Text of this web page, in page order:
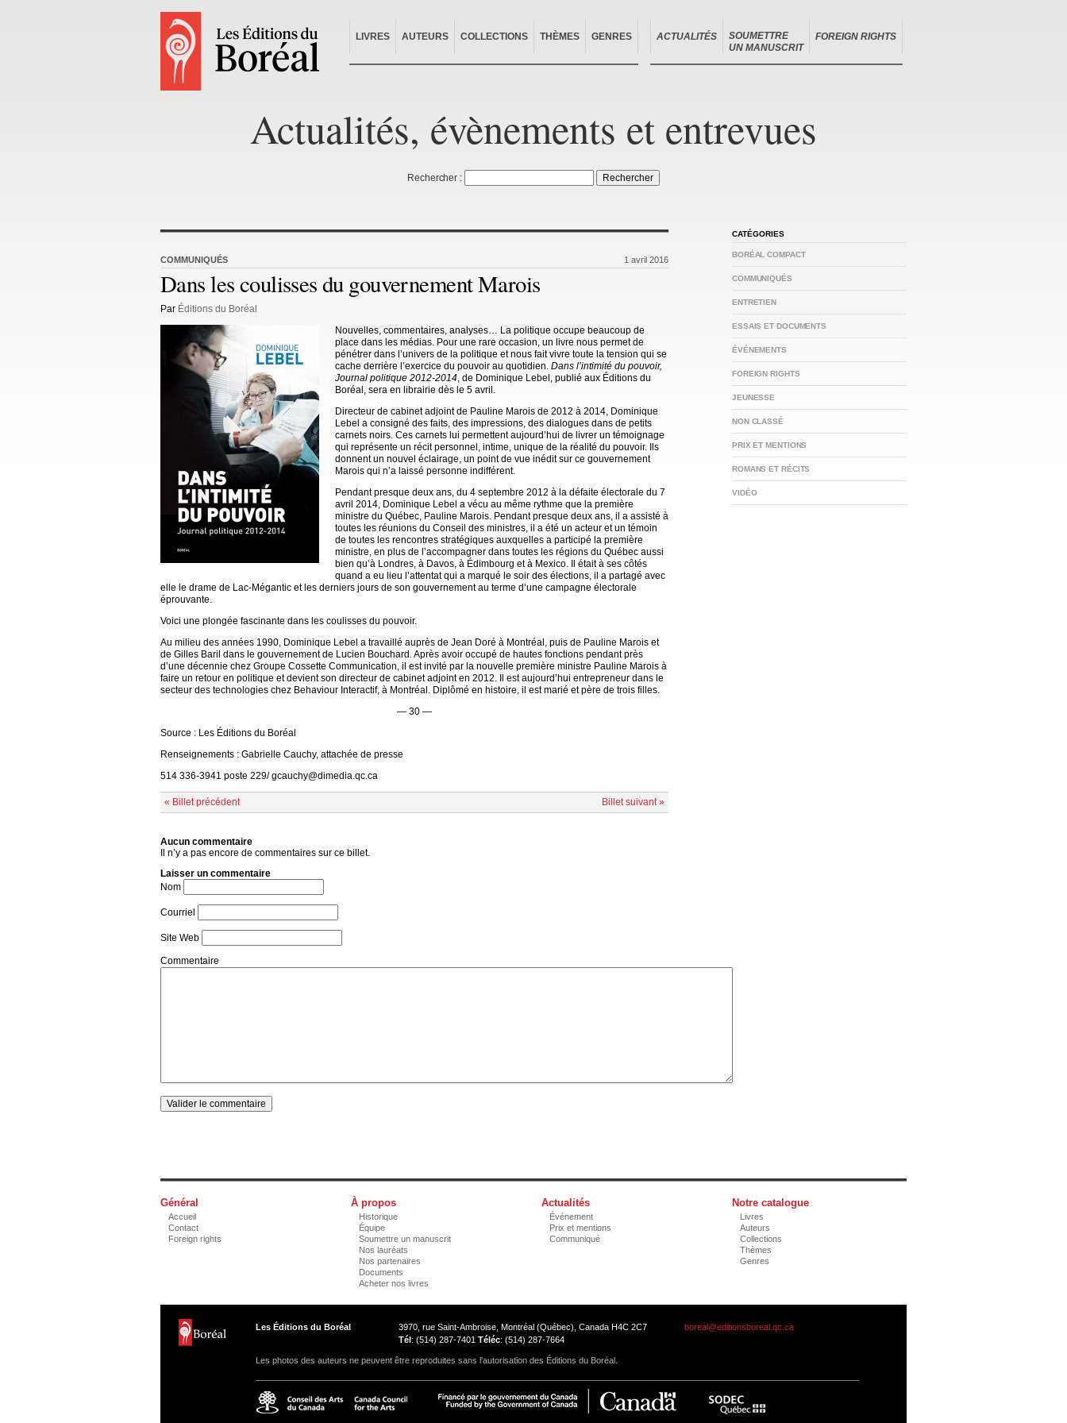
LIVRES AUTEURS COLLECTIONS THÈMES GENRES ACTUALITÉS
SOUMETTRE
UN MANUSCRIT
FOREIGN RIGHTS
Actualités, évènements et entrevues
Rechercher :
COMMUNIQUÉS 1 avril 2016
Dans les coulisses du gouvernement Marois
Par Éditions du Boréal
Nouvelles, commentaires, analyses… La politique occupe beaucoup de
place dans les médias. Pour une rare occasion, un livre nous permet de
pénétrer dans l’univers de la politique et nous fait vivre toute la tension qui se
cache derrière l’exercice du pouvoir au quotidien. Dans l’intimité du pouvoir,
Journal politique 2012-2014, de Dominique Lebel, publié aux Éditions du
Boréal, sera en librairie dès le 5 avril.
Directeur de cabinet adjoint de Pauline Marois de 2012 à 2014, Dominique
Lebel a consigné des faits, des impressions, des dialogues dans de petits
carnets noirs. Ces carnets lui permettent aujourd’hui de livrer un témoignage
qui représente un récit personnel, intime, unique de la réalité du pouvoir. Ils
donnent un nouvel éclairage, un point de vue inédit sur ce gouvernement
Marois qui n’a laissé personne indifférent.
Pendant presque deux ans, du 4 septembre 2012 à la défaite électorale du 7
avril 2014, Dominique Lebel a vécu au même rythme que la première
ministre du Québec, Pauline Marois. Pendant presque deux ans, il a assisté à
toutes les réunions du Conseil des ministres, il a été un acteur et un témoin
de toutes les rencontres stratégiques auxquelles a participé la première
ministre, en plus de l’accompagner dans toutes les régions du Québec aussi
bien qu’à Londres, à Davos, à Édimbourg et à Mexico. Il était à ses côtés
quand a eu lieu l’attentat qui a marqué le soir des élections, il a partagé avec
elle le drame de Lac-Mégantic et les derniers jours de son gouvernement au terme d’une campagne électorale
éprouvante.
Voici une plongée fascinante dans les coulisses du pouvoir.
Au milieu des années 1990, Dominique Lebel a travaillé auprès de Jean Doré à Montréal, puis de Pauline Marois et
de Gilles Baril dans le gouvernement de Lucien Bouchard. Après avoir occupé de hautes fonctions pendant près
d’une décennie chez Groupe Cossette Communication, il est invité par la nouvelle première ministre Pauline Marois à
faire un retour en politique et devient son directeur de cabinet adjoint en 2012. Il est aujourd’hui entrepreneur dans le
secteur des technologies chez Behaviour Interactif, à Montréal. Diplômé en histoire, il est marié et père de trois filles.
— 30 —
Source : Les Éditions du Boréal
Renseignements : Gabrielle Cauchy, attachée de presse
514 336-3941 poste 229/ gcauchy@dimedia.qc.ca
« Billet précédent Billet suivant »
Aucun commentaire
Il n’y a pas encore de commentaires sur ce billet.
Laisser un commentaire
Nom
Courriel
Site Web
Commentaire
CATÉGORIES
BORÉAL COMPACT
COMMUNIQUÉS
ENTRETIEN
ESSAIS ET DOCUMENTS
ÉVÉNEMENTS
FOREIGN RIGHTS
JEUNESSE
NON CLASSÉ
PRIX ET MENTIONS
ROMANS ET RÉCITS
VIDÉO
Général
Accueil
Contact
Foreign rights
À propos
Historique
Équipe
Soumettre un manuscrit
Nos lauréats
Nos partenaires
Documents
Acheter nos livres
Actualités
Événement
Prix et mentions
Communiqué
Notre catalogue
Livres
Auteurs
Collections
Thèmes
Genres
Les Éditions du Boréal
3970, rue Saint-Ambroise, Montréal (Québec), Canada H4C 2C7
Tél : (514) 287-7401 Téléc: (514) 287-7664
boreal@editionsboreal.qc.ca
Les photos des auteurs ne peuvent être reproduites sans l'autorisation des Éditions du Boréal.